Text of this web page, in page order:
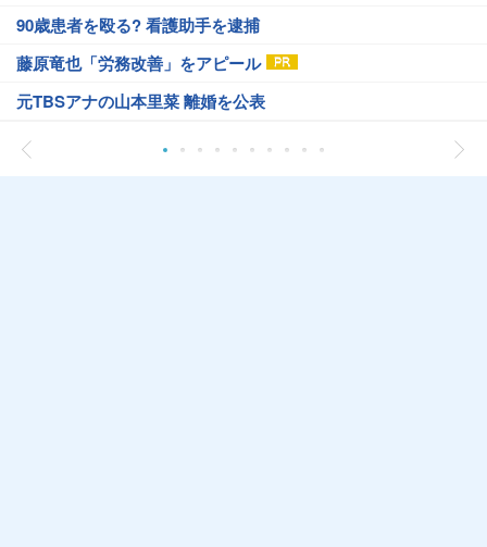
90歳患者を殴る? 看護助手を逮捕
藤原竜也「労務改善」をアピール
元TBSアナの山本里菜 離婚を公表